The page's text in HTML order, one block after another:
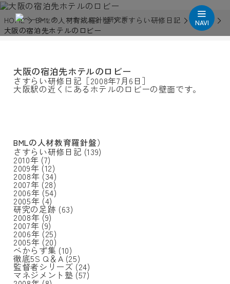
NAVI
HOME BMLの人材育成羅針盤 さすらい研修日記
2008年
大阪の宿泊先ホテルのロビー
大阪の宿泊先ホテルのロビー
さすらい研修日記［2008年7月6日］
大阪駅の近くにあるホテルのロビーの壁面です。
BMLの人材教育羅針盤）
さすらい研修日記 (139)
2010年 (7)
2009年 (12)
2008年 (34)
2007年 (28)
2006年 (54)
2005年 (4)
研究の足跡 (63)
2008年(9)
2007年 (9)
2006年 (25)
2005年 (20)
べからず集 (10)
徹底5S Q＆A (25)
監督者シリーズ (24)
マネジメント塾 (57)